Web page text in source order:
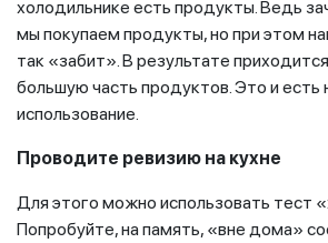
холодильнике есть продукты. Ведь
мы покупаем продукты, но при этом
так «забит». В результате
большую часть продуктов. Это и есть
использование.
Проводите ревизию на кухне
Для этого можно использовать тест
Попробуйте, на память, «вне дома»